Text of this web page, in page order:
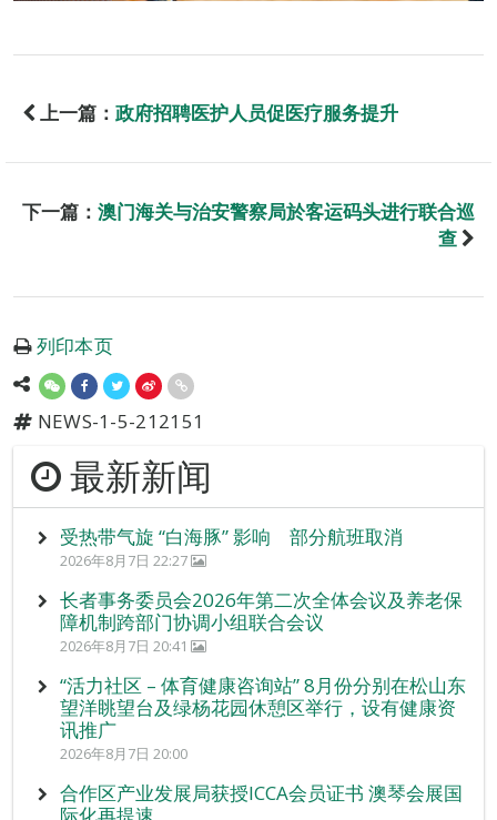
上一篇： 政府招聘医护人员促医疗服务提升
下一篇： 澳门海关与治安警察局於客运码头进行联合巡
查
列印本页
NEWS-1-5-212151
最新新闻
受热带气旋 “白海豚” 影响 部分航班取消
2026年8月7日 22:27
长者事务委员会2026年第二次全体会议及养老保
障机制跨部门协调小组联合会议
2026年8月7日 20:41
“活力社区 – 体育健康咨询站” 8月份分别在松山东
望洋眺望台及绿杨花园休憩区举行，设有健康资
讯推广
2026年8月7日 20:00
合作区产业发展局获授ICCA会员证书 澳琴会展国